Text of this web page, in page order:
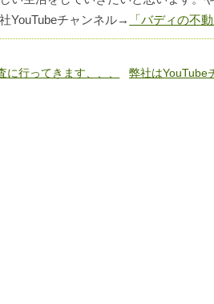
YouTubeチャンネル→
「バディの不
に行ってきます、、、 弊社はYouTube